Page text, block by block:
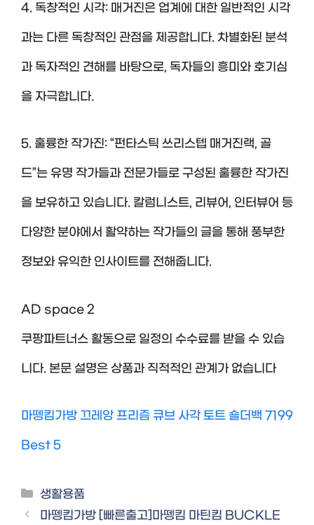
4. 독창적인 시각: 매거진은 업계에 대한 일반적인 시각
과는 다른 독창적인 관점을 제공합니다. 차별화된 분석
과 독자적인 견해를 바탕으로, 독자들의 흥미와 호기심
을 자극합니다.
5. 훌륭한 작가진: “펀타스틱 쓰리스텝 매거진랙, 골
드”는 유명 작가들과 전문가들로 구성된 훌륭한 작가진
을 보유하고 있습니다. 칼럼니스트, 리뷰어, 인터뷰어 등
다양한 분야에서 활약하는 작가들의 글을 통해 풍부한
정보와 유익한 인사이트를 전해줍니다.
AD space 2
쿠팡파트너스 활동으로 일정의 수수료를 받을 수 있습
니다. 본문 설명은 상품과 직적적인 관계가 없습니다
마뗑킴가방 끄레앙 프리즘 큐브 사각 토트 숄더백 7199
Best 5
Categories
생활용품
마뗑킴가방 [빠른출고]마뗑킴 마틴킴 BUCKLE